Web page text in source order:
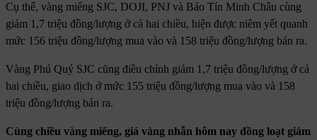
Cụ thể, vàng miếng SJC, DOJI, PNJ và Bảo Tín Minh Châu cùng
giảm 1,7 triệu đồng/lượng ở cả hai chiều, hiện được niêm yết quanh
mức 156 triệu đồng/lượng mua vào và 158 triệu đồng/lượng bán ra.
Vàng Phú Quý SJC cũng điều chỉnh giảm 1,7 triệu đồng/lượng ở cả
hai chiều, giao dịch ở mức 155 triệu đồng/lượng mua vào và 158
triệu đồng/lượng bán ra.
Cùng chiều vàng miếng, giá vàng nhẫn hôm nay đồng loạt giảm